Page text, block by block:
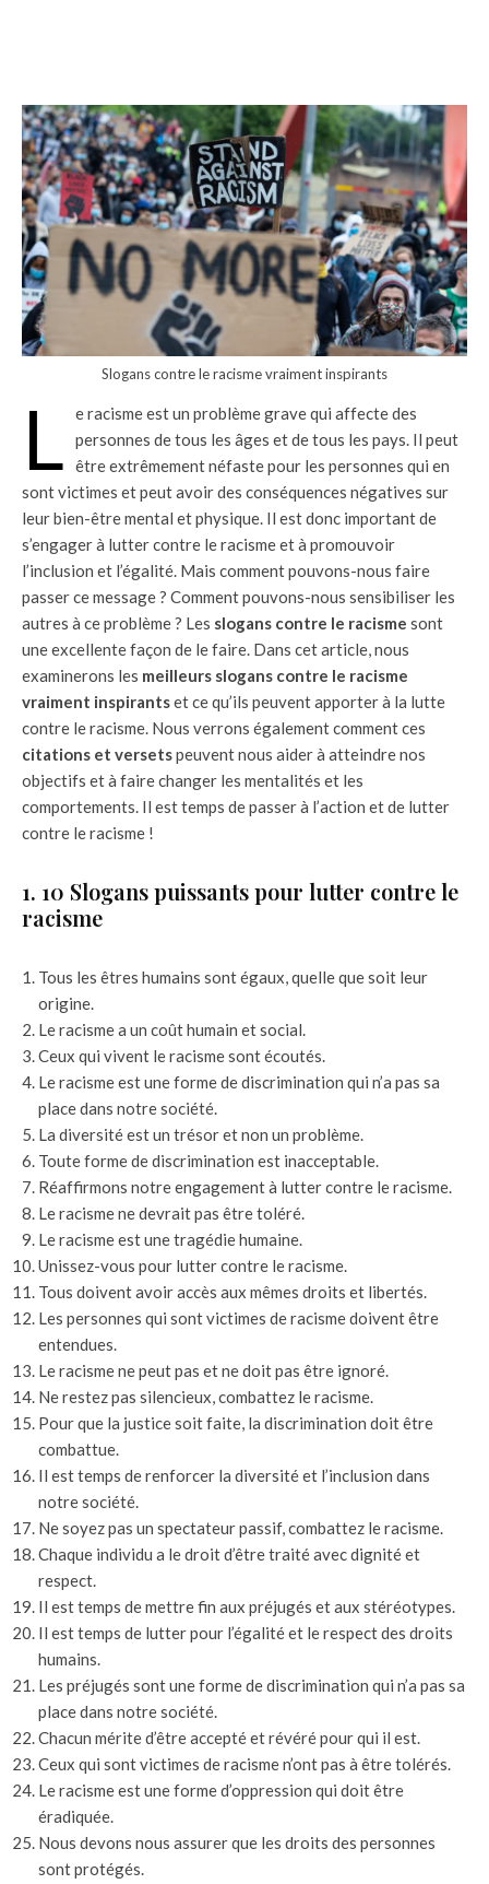
Slogans contre le racisme vraiment inspirants
L
e racisme est un problème grave qui affecte des
personnes de tous les âges et de tous les pays. Il peut
être extrêmement néfaste pour les personnes qui en
sont victimes et peut avoir des conséquences négatives sur
leur bien-être mental et physique. Il est donc important de
s’engager à lutter contre le racisme et à promouvoir
l’inclusion et l’égalité. Mais comment pouvons-nous faire
passer ce message ? Comment pouvons-nous sensibiliser les
autres à ce problème ? Les slogans contre le racisme sont
une excellente façon de le faire. Dans cet article, nous
examinerons les meilleurs slogans contre le racisme
vraiment inspirantset ce qu’ils peuvent apporter à la lutte
contre le racisme. Nous verrons également comment ces
citations et versetspeuvent nous aider à atteindre nos
objectifs et à faire changer les mentalités et les
comportements. Il est temps de passer à l’action et de lutter
contre le racisme !
1. 10 Slogans puissants pour lutter contre le
racisme
Tous les êtres humains sont égaux, quelle que soit leur
origine.
Le racisme a un coût humain et social.
Ceux qui vivent le racisme sont écoutés.
Le racisme est une forme de discrimination qui n’a pas sa
place dans notre société.
La diversité est un trésor et non un problème.
Toute forme de discrimination est inacceptable.
Réaffirmons notre engagement à lutter contre le racisme.
Le racisme ne devrait pas être toléré.
Le racisme est une tragédie humaine.
Unissez-vous pour lutter contre le racisme.
Tous doivent avoir accès aux mêmes droits et libertés.
Les personnes qui sont victimes de racisme doivent être
entendues.
Le racisme ne peut pas et ne doit pas être ignoré.
Ne restez pas silencieux, combattez le racisme.
Pour que la justice soit faite, la discrimination doit être
combattue.
Il est temps de renforcer la diversité et l’inclusion dans
notre société.
Ne soyez pas un spectateur passif, combattez le racisme.
Chaque individu a le droit d’être traité avec dignité et
respect.
Il est temps de mettre fin aux préjugés et aux stéréotypes.
Il est temps de lutter pour l’égalité et le respect des droits
humains.
Les préjugés sont une forme de discrimination qui n’a pas sa
place dans notre société.
Chacun mérite d’être accepté et révéré pour qui il est.
Ceux qui sont victimes de racisme n’ont pas à être tolérés.
Le racisme est une forme d’oppression qui doit être
éradiquée.
Nous devons nous assurer que les droits des personnes
sont protégés.